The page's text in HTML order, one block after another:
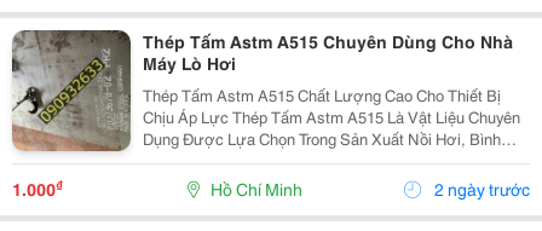
Thép Tấm Astm A515 Chuyên Dùng Cho Nhà
Máy Lò Hơi
Thép Tấm Astm A515 Chất Lượng Cao Cho Thiết Bị
Chịu Áp Lực Thép Tấm Astm A515 Là Vật Liệu Chuyên
Dụng Được Lựa Chọn Trong Sản Xuất Nồi Hơi, Bình
Chịu Áp, Bồn Chứa Công Nghiệp Và Các Thiết Bị Làm
Việc Ở Nhiệt Độ Cao. Với Khả Năng Chịu Áp Lực Tốt,
1.000₫ Hồ Chí Minh 2 ngày trước